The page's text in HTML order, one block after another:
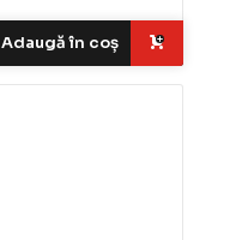
Adaugă în coș